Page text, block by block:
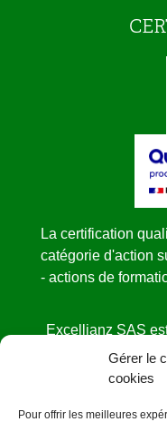
Gérer le
cookies
Pour offrir les meilleures
La certification
catégorie d'action
- actions de
Excellianz SAS
sous le NDA
Cet